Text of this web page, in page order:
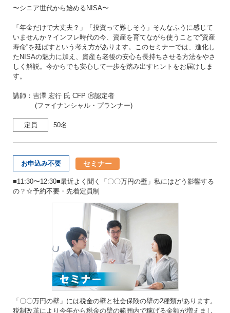
〜シニア世代から始めるNISA〜
「年金だけで大丈夫？」「投資って難しそう」そんなふうに感じて
いませんか？インフレ時代の今、資産を育てながら使うことで“資産
寿命”を延ばすという考え方があります。このセミナーでは、進化し
たNISAの魅力に加え、資産も老後の安心も長持ちさせる方法をやさ
しく解説。今からでも安心して一歩を踏み出すヒントをお届けしま
す。
講師：吉澤 宏行 氏 CFP Ⓡ認定者
(ファイナンシャル・プランナー)
定員 50名
お申込み不要 セミナー
■11:30〜12:30■最近よく聞く「〇〇万円の壁」私にはどう影響する
の？☆予約不要・先着定員制
「〇〇万円の壁」には税金の壁と社会保険の壁の2種類があります。
税制改革により今年から税金の壁の範囲内で稼げる金額が増えまし